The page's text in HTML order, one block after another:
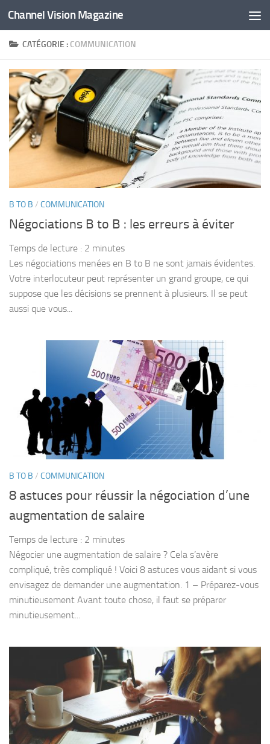
Skip to content
Channel Vision Magazine
CATÉGORIE : COMMUNICATION
B TO B / COMMUNICATION
Négociations B to B : les erreurs à éviter
Temps de lecture : 2 minutes
Les négociations menées en B to B ne sont jamais évidentes.
Votre interlocuteur peut représenter un grand groupe, ce qui
suppose que les décisions se prennent à plusieurs. Il se peut
aussi que vous...
B TO B / COMMUNICATION
8 astuces pour réussir la négociation d’une
augmentation de salaire
Temps de lecture : 2 minutes
Négocier une augmentation de salaire ? Cela s’avère
compliqué, très compliqué ! Voici 8 astuces vous aidant si vous
envisagez de demander une augmentation. 1 – Préparez-vous
minutieusement Avant toute chose, il faut se préparer
minutieusement...